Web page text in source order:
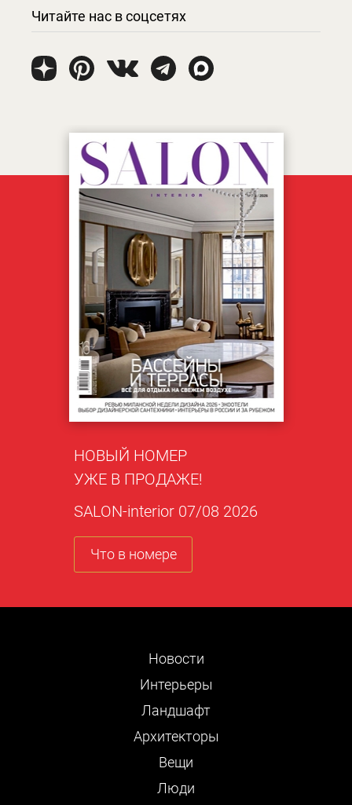
Читайте нас в соцсетях
НОВЫЙ НОМЕР
УЖЕ В ПРОДАЖЕ!
SALON-interior 07/08 2026
Что в номере
Новости
Интерьеры
Ландшафт
Архитекторы
Вещи
Люди